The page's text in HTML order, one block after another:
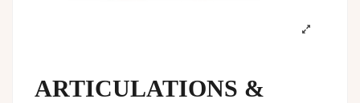
ARTICULATIONS &